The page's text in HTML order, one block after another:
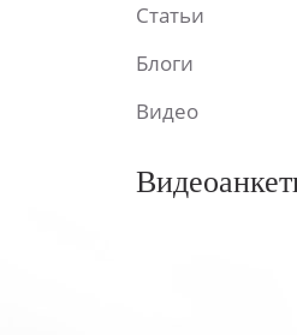
Статьи
Блоги
Видео